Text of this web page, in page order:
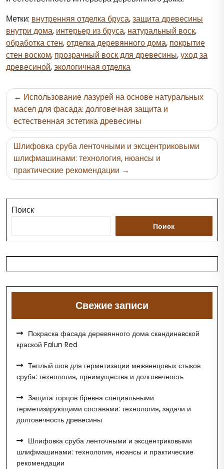
Метки: внутренняя отделка бруса,защита древесины
внутри дома, интерьер из бруса, натуральный воск,
обработка стен,отделка деревянного дома, покрытие
стен воском, прозрачный воск для древесины,уход за
древесиной,экологичная отделка
Навигация
по
записям
Использование лазурей на основе натуральных
масел для фасада: долговечная защита и
естественная эстетика древесины
Шлифовка сруба ленточными и эксцентриковыми
шлифмашинами: технология, нюансы и
практические рекомендации
Поиск
Поиск
Свежие записи
Покраска фасада деревянного дома скандинавской
краской Falun Red
Теплый шов для герметизации межвенцовых стыков
сруба: технология, преимущества и долговечность
Защита торцов бревна специальными
герметизирующими составами: технология, задачи и
долговечность древесины
Шлифовка сруба ленточными и эксцентриковыми
шлифмашинами: технология, нюансы и практические
рекомендации